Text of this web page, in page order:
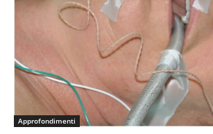
Approfondimenti